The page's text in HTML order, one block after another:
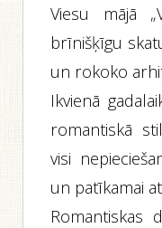
Viesu mājā
brīnišķīgu
un rokoko
Ikvienā
romantiskā
visi
un patīkamai
Romantiskas